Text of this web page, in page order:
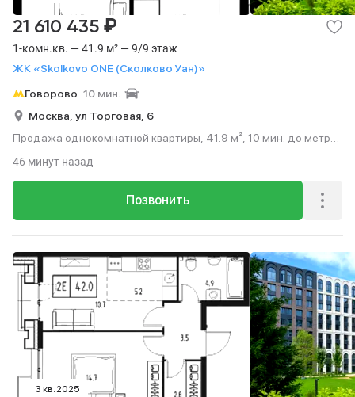
1-комн.кв. — 41.9 м² — 9/9 этаж
ЖК «Skolkovo ONE (Сколково Уан)»
21 610 435 ₽
Говорово 10 мин.
Москва, ул Торговая, 6
Продажа однокомнатной квартиры, 41.9 м², 10 мин. до метро
Позвонить
46 минут назад
3 кв. 2025